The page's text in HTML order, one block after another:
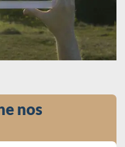
nos